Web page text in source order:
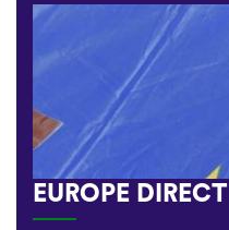
EUROPE DIRECT